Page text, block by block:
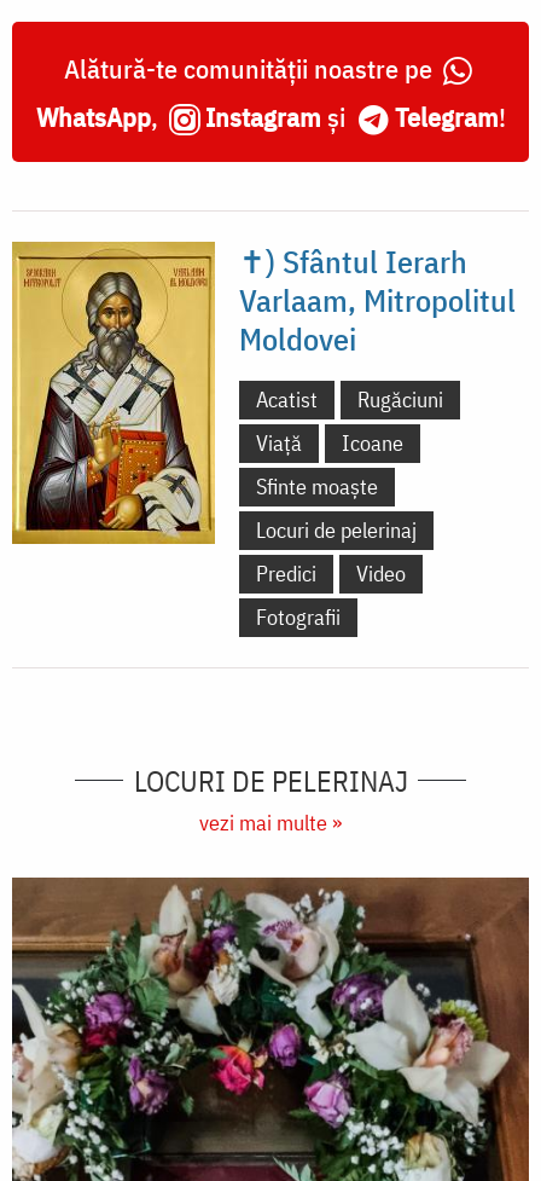
Secu
Alătură-te comunității noastre pe
WhatsApp, Instagram și Telegram!
✝) Sfântul Ierarh
Varlaam, Mitropolitul
Moldovei
Acatist
Rugăciuni
Viață
Icoane
Sfinte moaște
Locuri de pelerinaj
Predici
Video
Fotografii
LOCURI DE PELERINAJ
vezi mai multe »